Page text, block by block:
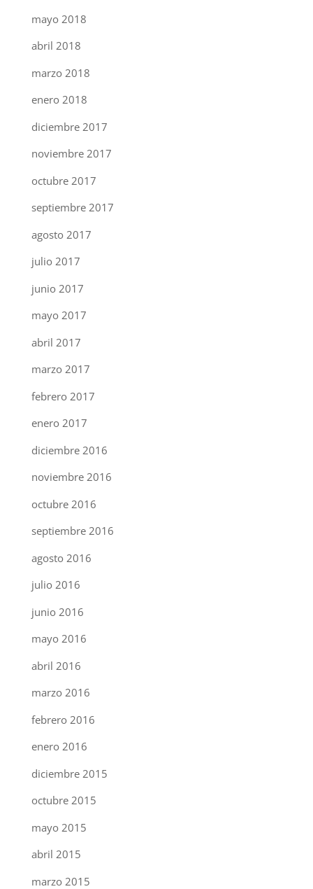
mayo 2018
abril 2018
marzo 2018
enero 2018
diciembre 2017
noviembre 2017
octubre 2017
septiembre 2017
agosto 2017
julio 2017
junio 2017
mayo 2017
abril 2017
marzo 2017
febrero 2017
enero 2017
diciembre 2016
noviembre 2016
octubre 2016
septiembre 2016
agosto 2016
julio 2016
junio 2016
mayo 2016
abril 2016
marzo 2016
febrero 2016
enero 2016
diciembre 2015
octubre 2015
mayo 2015
abril 2015
marzo 2015